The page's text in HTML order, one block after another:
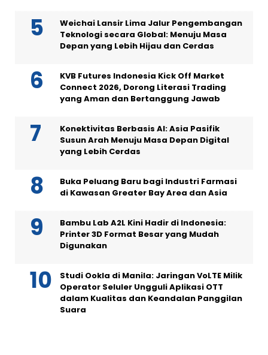
Weichai Lansir Lima Jalur Pengembangan
Teknologi secara Global: Menuju Masa
Depan yang Lebih Hijau dan Cerdas
KVB Futures Indonesia Kick Off Market
Connect 2026, Dorong Literasi Trading
yang Aman dan Bertanggung Jawab
Konektivitas Berbasis AI: Asia Pasifik
Susun Arah Menuju Masa Depan Digital
yang Lebih Cerdas
Buka Peluang Baru bagi Industri Farmasi
di Kawasan Greater Bay Area dan Asia
Bambu Lab A2L Kini Hadir di Indonesia:
Printer 3D Format Besar yang Mudah
Digunakan
Studi Ookla di Manila: Jaringan VoLTE Milik
Operator Seluler Ungguli Aplikasi OTT
dalam Kualitas dan Keandalan Panggilan
Suara